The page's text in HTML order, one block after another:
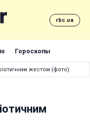
rbc.ua
Гороскопы
жестом (фото)